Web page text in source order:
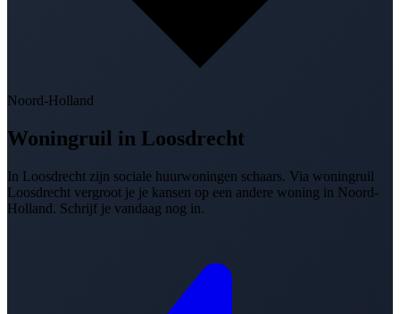
Noord-Holland
Woningruil in Loosdrecht
In Loosdrecht zijn sociale huurwoningen schaars. Via woningruil
Loosdrecht vergroot je je kansen op een andere woning in Noord-
Holland. Schrijf je vandaag nog in.